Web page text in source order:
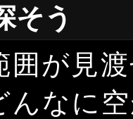
そう
囲が見
んなに